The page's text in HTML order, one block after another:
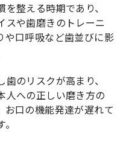
整える時期であり、
スや歯磨きのトレーニ
や口呼吸など歯並びに影
のリスクが高まり、
人への正しい磨き方の
お口の機能発達が遅れて